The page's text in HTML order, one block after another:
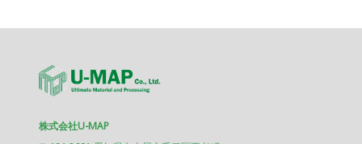
株式会社U-MAP